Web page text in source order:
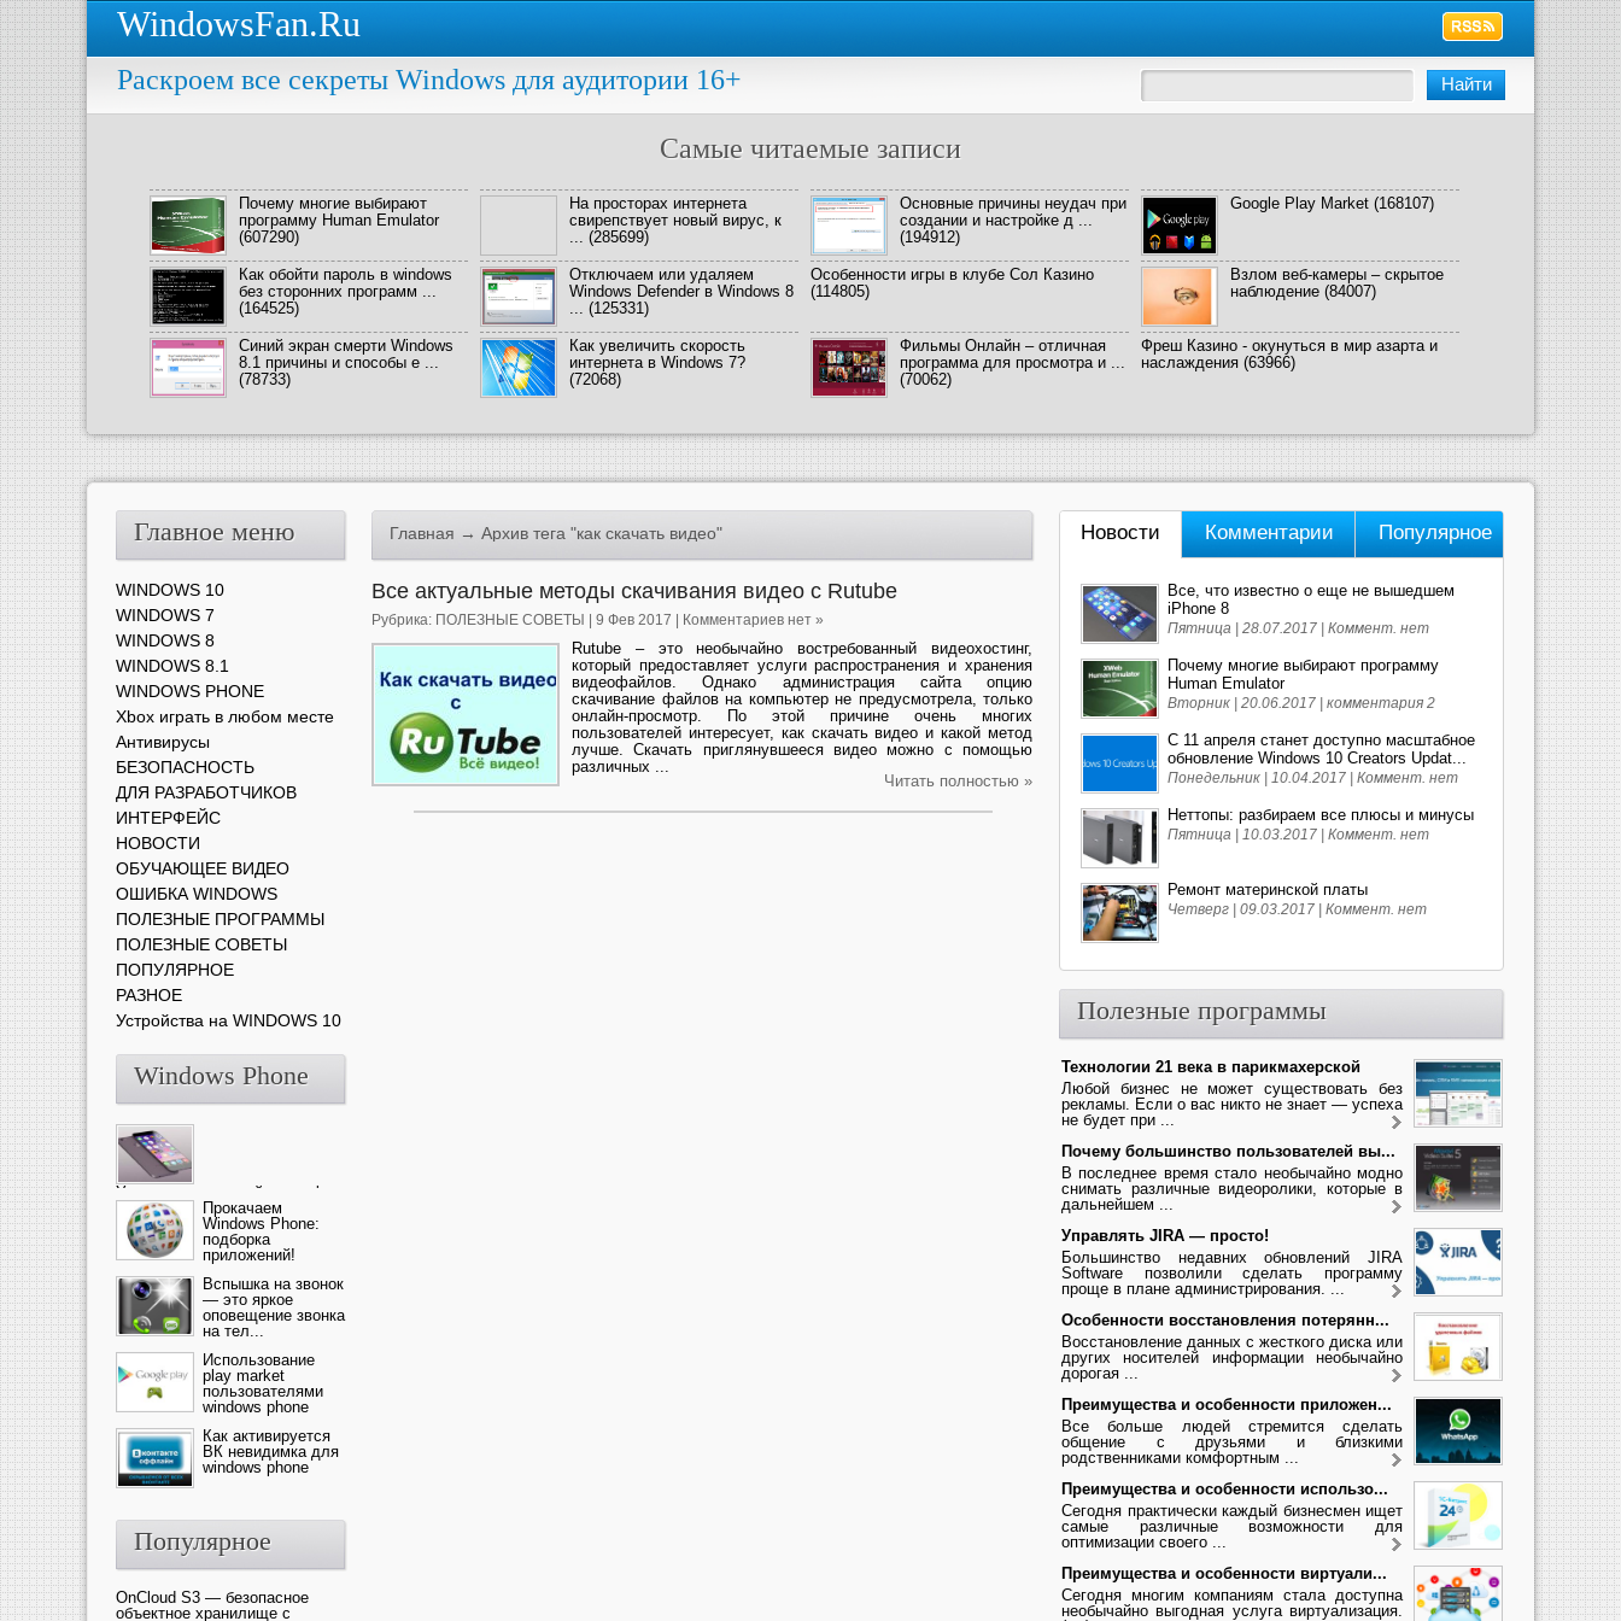
WindowsFan.Ru
Раскроем все секреты Windows для аудитории 16+
Самые читаемые записи
Почему многие выбирают
программу Human Emulator
(607290)
На просторах интернета
свирепствует новый вирус, к
... (285699)
Основные причины неудач при
создании и настройке д ...
(194912)
Google Play Market (168107)
Как обойти пароль в windows
без сторонних программ ...
(164525)
Отключаем или удаляем
Windows Defender в Windows 8
... (125331)
Особенности игры в клубе Сол Казино
(114805)
Взлом веб-камеры – скрытое
наблюдение (84007)
Синий экран смерти Windows
8.1 причины и способы е ...
(78733)
Как увеличить скорость
интернета в Windows 7?
(72068)
Фильмы Онлайн – отличная
программа для просмотра и ...
(70062)
Фреш Казино - окунуться в мир азарта и
наслаждения (63966)
Главная → Архив тега "как скачать видео"
Все актуальные методы скачивания видео с Rutube
Рубрика: ПОЛЕЗНЫЕ СОВЕТЫ | 9 Фев 2017 | Комментариев нет »
Rutube – это необычайно востребованный видеохостинг,
который предоставляет услуги распространения и хранения
видеофайлов. Однако администрация сайта опцию
скачивание файлов на компьютер не предусмотрела, только
онлайн-просмотр. По этой причине очень многих
пользователей интересует, как скачать видео и какой метод
лучше. Скачать приглянувшееся видео можно с помощью
различных ...
Читать полностью »
Главное меню
WINDOWS 10
WINDOWS 7
WINDOWS 8
WINDOWS 8.1
WINDOWS PHONE
Xbox играть в любом месте
Антивирусы
БЕЗОПАСНОСТЬ
ДЛЯ РАЗРАБОТЧИКОВ
ИНТЕРФЕЙС
НОВОСТИ
ОБУЧАЮЩЕЕ ВИДЕО
ОШИБКА WINDOWS
ПОЛЕЗНЫЕ ПРОГРАММЫ
ПОЛЕЗНЫЕ СОВЕТЫ
ПОПУЛЯРНОЕ
РАЗНОЕ
Устройства на WINDOWS 10
Windows Phone
Ультрасовременный смартфон
— это новика от компании Ap...
Прокачаем
Windows Phone:
подборка
приложений!
Вспышка на звонок
— это яркое
оповещение звонка
на тел...
Использование
play market
пользователями
windows phone
Как активируется
ВК невидимка для
windows phone
Популярное
OnCloud S3 — безопасное
объектное хранилище с
Новости Комментарии Популярное
Все, что известно о еще не вышедшем
iPhone 8
Пятница | 28.07.2017 | Коммент. нет
Почему многие выбирают программу
Human Emulator
Вторник | 20.06.2017 | комментария 2
С 11 апреля станет доступно масштабное
обновление Windows 10 Creators Updat...
Понедельник | 10.04.2017 | Коммент. нет
Неттопы: разбираем все плюсы и минусы
Пятница | 10.03.2017 | Коммент. нет
Ремонт материнской платы
Четверг | 09.03.2017 | Коммент. нет
Полезные программы
Технологии 21 века в парикмахерской
Любой бизнес не может существовать без
рекламы. Если о вас никто не знает — успеха
не будет при ...
Почему большинство пользователей вы...
В последнее время стало необычайно модно
снимать различные видеоролики, которые в
дальнейшем ...
Управлять JIRA — просто!
Большинство недавних обновлений JIRA
Software позволили сделать программу
проще в плане администрирования. ...
Особенности восстановления потерянн...
Восстановление данных с жесткого диска или
других носителей информации необычайно
дорогая ...
Преимущества и особенности приложен...
Все больше людей стремится сделать
общение с друзьями и близкими
родственниками комфортным ...
Преимущества и особенности использо...
Сегодня практически каждый бизнесмен ищет
самые различные возможности для
оптимизации своего ...
Преимущества и особенности виртуали...
Сегодня многим компаниям стала доступна
необычайно выгодная услуга виртуализация.